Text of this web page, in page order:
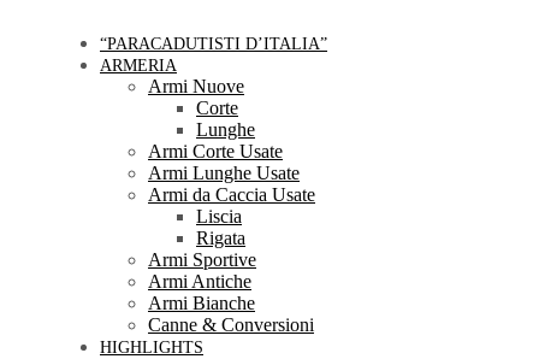
“PARACADUTISTI D’ITALIA”
ARMERIA
Armi Nuove
Corte
Lunghe
Armi Corte Usate
Armi Lunghe Usate
Armi da Caccia Usate
Liscia
Rigata
Armi Sportive
Armi Antiche
Armi Bianche
Canne & Conversioni
HIGHLIGHTS